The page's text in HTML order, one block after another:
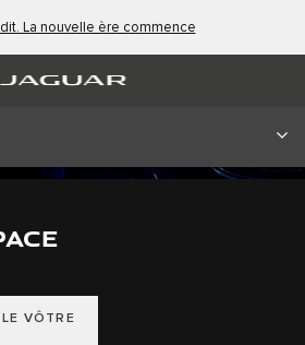
La nouvelle ère commence
VÔTRE